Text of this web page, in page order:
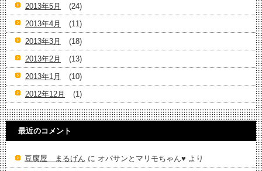
2013年5月
(24)
2013年4月
(11)
2013年3月
(18)
2013年2月
(13)
2013年1月
(10)
2012年12月
(1)
最近のコメント
豆腐屋 まるげん に オバサンとマリモちゃん♥️ より